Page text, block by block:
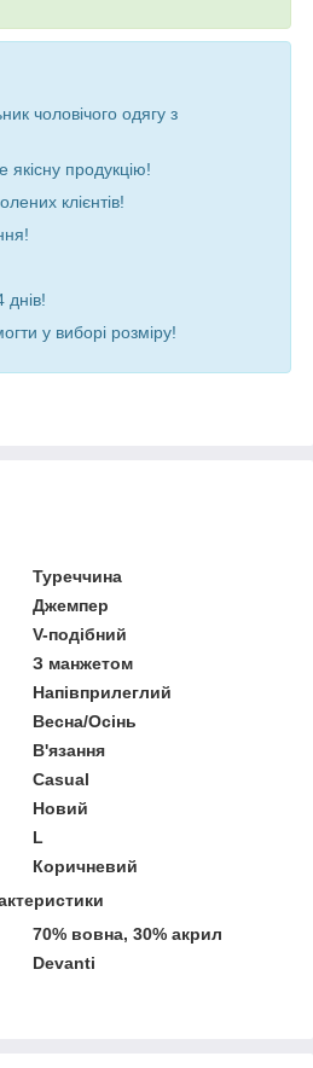
чоловічого одягу з
продукцію!
клієнтів!
днів!
у виборі розміру!
Туреччина
Джемпер
V-подібний
З манжетом
Напівприлеглий
Весна/Осінь
В'язання
Casual
Новий
L
Коричневий
70% вовна, 30% акрил
Devanti